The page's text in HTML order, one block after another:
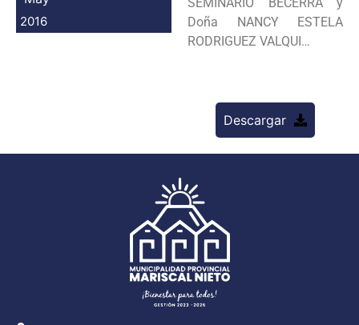
2016
Doña NANCY ESTELA
RODRIGUEZ VALQUI…
Descargar